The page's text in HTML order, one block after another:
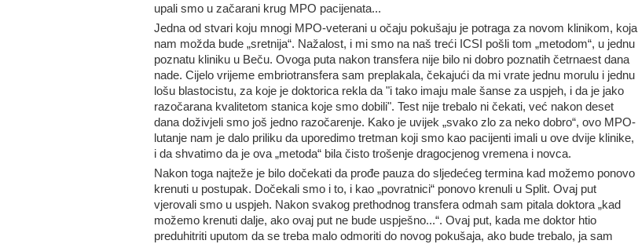
upali smo u začarani krug MPO pacijenata...
Jedna od stvari koju mnogi MPO-veterani u očaju pokušaju je potraga za novom klinikom, koja
nam možda bude „sretnija“. Nažalost, i mi smo na naš treći ICSI pošli tom „metodom“, u jednu
poznatu kliniku u Beču. Ovoga puta nakon transfera nije bilo ni dobro poznatih četrnaest dana
nade. Cijelo vrijeme embriotransfera sam preplakala, čekajući da mi vrate jednu morulu i jednu
lošu blastocistu, za koje je doktorica rekla da "i tako imaju male šanse za uspjeh, i da je jako
razočarana kvalitetom stanica koje smo dobili". Test nije trebalo ni čekati, već nakon deset
dana doživjeli smo još jedno razočarenje. Kako je uvijek „svako zlo za neko dobro“, ovo MPO-
lutanje nam je dalo priliku da uporedimo tretman koji smo kao pacijenti imali u ove dvije klinike,
i da shvatimo da je ova „metoda“ bila čisto trošenje dragocjenog vremena i novca.
Nakon toga najteže je bilo dočekati da prođe pauza do sljedećeg termina kad možemo ponovo
krenuti u postupak. Dočekali smo i to, i kao „povratnici“ ponovo krenuli u Split. Ovaj put
vjerovali smo u uspjeh. Nakon svakog prethodnog transfera odmah sam pitala doktora „kad
možemo krenuti dalje, ako ovaj put ne bude uspješno...“. Ovaj put, kada me doktor htio
preduhitriti uputom da se treba malo odmoriti do novog pokušaja, ako bude trebalo, ja sam